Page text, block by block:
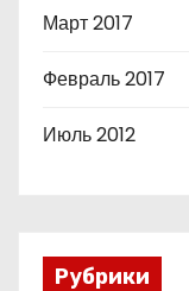
Март 2017
Февраль 2017
Июль 2012
Рубрики